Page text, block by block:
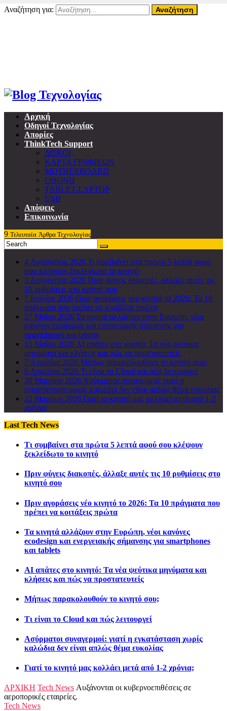
Αναζήτηση για:
Αρχική
Οδηγοί Τεχνολογίας
Απορίες
ThinkTech Support
ΔΙΣΚΟΙ
ΚΑΡΤΑ ΓΡΑΦΙΚΩΝ
MOTHERBOARD
ΟΘΟΝΗ
TABLET-LAPTOP
USB
Απόψεις
Επικοινωνία
9 Τελευταία Άρθρα Τεχνολογίας
4 Αυγούστου 2026 Τι συμβαίνει στα πρώτα 5 λεπτά αφού
σου κλέψουν ξεκλείδωτο το κινητό
3 Αυγούστου 2026 Πριν φύγεις διακοπές, άλλαξε αυτές τις
10 ρυθμίσεις στο κινητό σου
7 Ιουλίου 2026 Πριν αγοράσεις νέο κινητό το 2026: Τα 10
πράγματα που πρέπει να κοιτάξεις πρώτα
27 Μαΐου 2026 Τα κινητά αλλάζουν στην Ευρώπη, νέοι
κανόνες ecodesign και ενεργειακής σήμανσης για
smartphones και tablets
15 Μαΐου 2026 AI απάτες στο κινητό: Τα νέα ψεύτικα
μηνύματα και κλήσεις και πώς να προστατευτείς
7 Απριλίου 2026 Μήπως παρακολουθούν το κινητό σου;
6 Απριλίου 2026 Τι είναι το Cloud και πώς λειτουργεί
30 Μαρτίου 2026 Ασύρματοι συναγερμοί: γιατί η
εγκατάσταση χωρίς καλώδια δεν είναι απλώς θέμα ευκολίας
22 Μαρτίου 2026 Γιατί το κινητό μας κολλάει μετά από 1-2
χρόνια;
Last Tech News
Τι συμβαίνει στα πρώτα 5 λεπτά αφού σου κλέψουν
ξεκλείδωτο το κινητό
Πριν φύγεις διακοπές, άλλαξε αυτές τις 10 ρυθμίσεις στο
κινητό σου
Πριν αγοράσεις νέο κινητό το 2026: Τα 10 πράγματα που
πρέπει να κοιτάξεις πρώτα
Τα κινητά αλλάζουν στην Ευρώπη, νέοι κανόνες
ecodesign και ενεργειακής σήμανσης για smartphones
και tablets
AI απάτες στο κινητό: Τα νέα ψεύτικα μηνύματα και
κλήσεις και πώς να προστατευτείς
Μήπως παρακολουθούν το κινητό σου;
Τι είναι το Cloud και πώς λειτουργεί
Ασύρματοι συναγερμοί: γιατί η εγκατάσταση χωρίς
καλώδια δεν είναι απλώς θέμα ευκολίας
Γιατί το κινητό μας κολλάει μετά από 1-2 χρόνια;
ΑΡΧΙΚΗ Tech News Αυξάνονται οι κυβερνοεπιθέσεις σε
αεροπορικές εταιρείες.
Tech News